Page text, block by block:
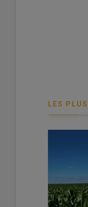
Une
Quelle
des
LES